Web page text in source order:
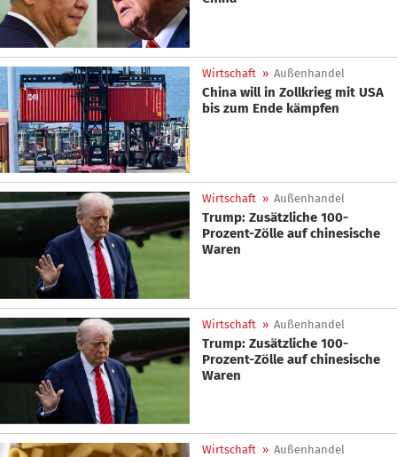
Wirtschaft » Außenhandel
China will in Zollkrieg mit USA
bis zum Ende kämpfen
Wirtschaft » Außenhandel
Trump: Zusätzliche 100-
Prozent-Zölle auf chinesische
Waren
Wirtschaft » Außenhandel
Trump: Zusätzliche 100-
Prozent-Zölle auf chinesische
Waren
Wirtschaft » Außenhandel